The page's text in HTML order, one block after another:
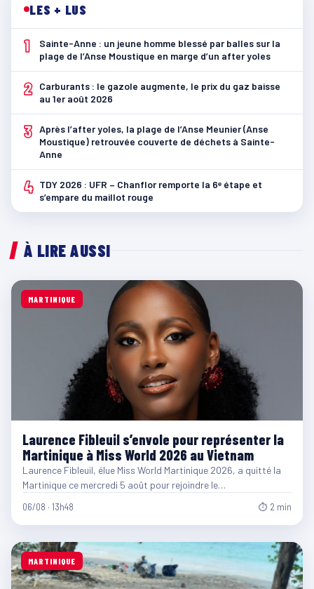
LES + LUS
1
Sainte-Anne : un jeune homme blessé par balles sur la
plage de l’Anse Moustique en marge d’un after yoles
2
Carburants : le gazole augmente, le prix du gaz baisse
au 1er août 2026
3 Après l’after yoles, la plage de l’Anse Meunier (Anse
Moustique) retrouvée couverte de déchets à Sainte-
Anne
4 TDY 2026 : UFR – Chanflor remporte la 6ᵉ étape et
s’empare du maillot rouge
À LIRE AUSSI
MARTINIQUE
Laurence Fibleuil s’envole pour représenter la
Martinique à Miss World 2026 au Vietnam
Laurence Fibleuil, élue Miss World Martinique 2026, a quitté la
Martinique ce mercredi 5 août pour rejoindre le…
06/08 · 13h48 ⏱ 2 min
MARTINIQUE